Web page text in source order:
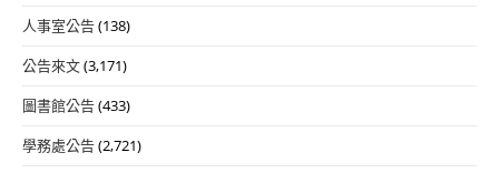
人事室公告(138)
公告來文(3,171)
圖書館公告(433)
學務處公告(2,721)